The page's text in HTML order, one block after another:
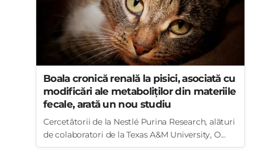
Boala cronică renală la pisici, asociată cu
modificări ale metaboliților din materiile
fecale, arată un nou studiu
Cercetătorii de la Nestlé Purina Research, alături
de colaboratori de la Texas A&M University, O...